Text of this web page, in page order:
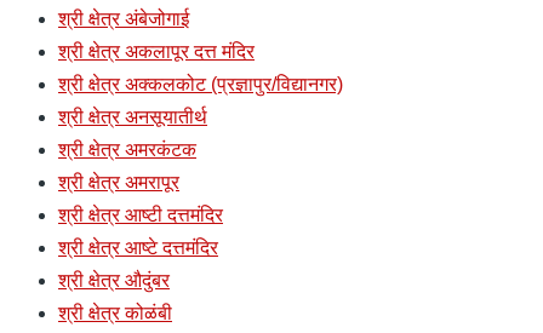
श्री क्षेत्र अंबेजोगाई
श्री क्षेत्र अकलापूर दत्त मंदिर
श्री क्षेत्र अक्कलकोट (प्रज्ञापुर/विद्यानगर)
श्री क्षेत्र अनसूयातीर्थ
श्री क्षेत्र अमरकंटक
श्री क्षेत्र अमरापूर
श्री क्षेत्र आष्टी दत्तमंदिर
श्री क्षेत्र आष्टे दत्तमंदिर
श्री क्षेत्र औदुंबर
श्री क्षेत्र कोळंबी